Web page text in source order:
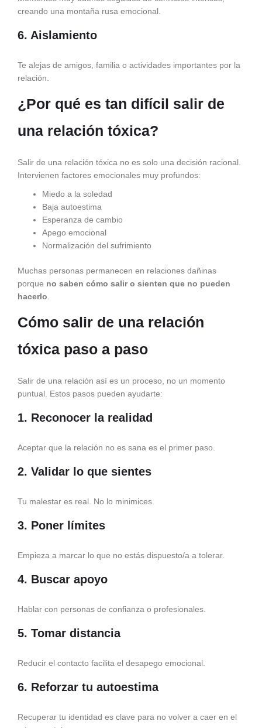
creando una montaña rusa emocional.
6. Aislamiento
Te alejas de amigos, familia o actividades importantes por la
relación.
¿Por qué es tan difícil salir de
una relación tóxica?
Salir de una relación tóxica no es solo una decisión racional.
Intervienen factores emocionales muy profundos:
Miedo a la soledad
Baja autoestima
Esperanza de cambio
Apego emocional
Normalización del sufrimiento
Muchas personas permanecen en relaciones dañinas
porque no saben cómo salir o sienten que no pueden
hacerlo
Cómo salir de una relación
tóxica paso a paso
Salir de una relación así es un proceso, no un momento
puntual. Estos pasos pueden ayudarte:
1. Reconocer la realidad
Aceptar que la relación no es sana es el primer paso.
2. Validar lo que sientes
Tu malestar es real. No lo minimices.
3. Poner límites
Empieza a marcar lo que no estás dispuesto/a a tolerar.
4. Buscar apoyo
Hablar con personas de confianza o profesionales.
5. Tomar distancia
Reducir el contacto facilita el desapego emocional.
6. Reforzar tu autoestima
Recuperar tu identidad es clave para no volver a caer en el